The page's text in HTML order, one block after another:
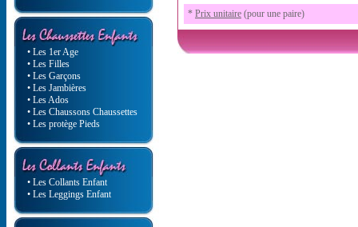
• Les 1er Age
• Les Filles
• Les Garçons
• Les Jambières
• Les Ados
• Les Chaussons Chaussettes
• Les protège Pieds
• Les Collants Enfant
• Les Leggings Enfant
* Prix unitaire (pour une paire)